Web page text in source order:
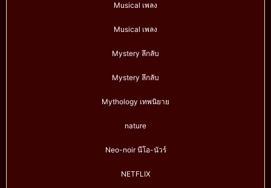
Musical เพลง
Musical เพลง
Mystery ลึกลับ
Mystery ลึกลับ
Mythology เทพนิยาย
nature
Neo-noir นีโอ-นัวร์
NETFLIX